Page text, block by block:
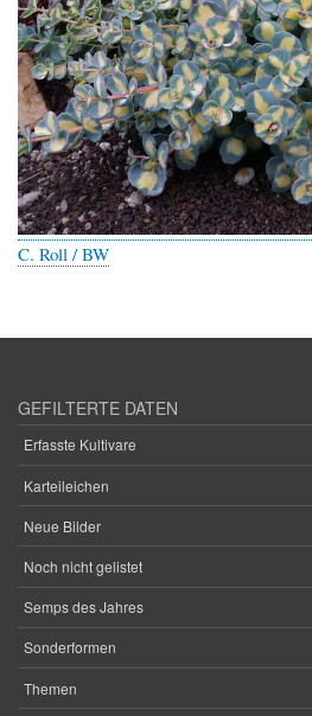
C. Roll / BW
GEFILTERTE DATEN
Erfasste Kultivare
Karteileichen
Neue Bilder
Noch nicht gelistet
Semps des Jahres
Sonderformen
Themen